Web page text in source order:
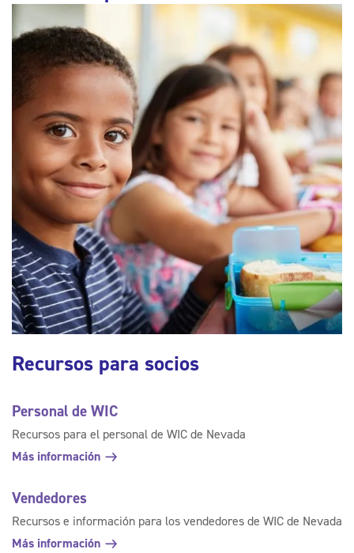
Recursos para socios
Personal de WIC
Recursos para el personal de WIC de Nevada
Más información
Vendedores
Recursos e información para los vendedores de WIC de Nevada
Más información